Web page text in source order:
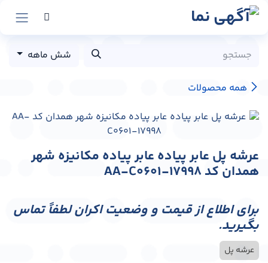
پرش به محتوا
همه محصولات
شش ماهه
عرشه پل عابر پیاده عابر پیاده مکانیزه شهر
همدان کد AA-C0601-17998
برای اطلاع از قیمت و وضعیت اکران لطفاً تماس
بگیرید.
عرشه پل